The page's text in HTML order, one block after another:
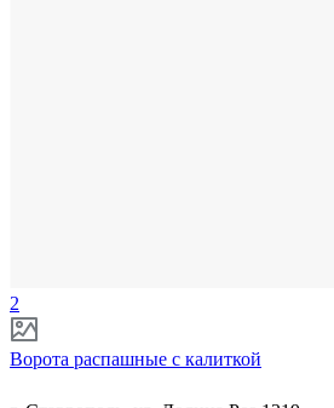
2
Ворота распашные с калиткой